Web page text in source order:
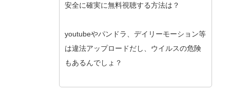
安全に確実に無料視聴する方法は？
youtubeやパンドラ、デイリーモーション等
は違法アップロードだし、ウイルスの危険
もあるんでしょ？